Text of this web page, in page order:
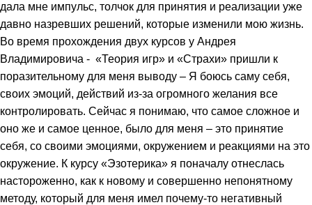
дала мне импульс, толчок для принятия и реализации уже
давно назревших решений, которые изменили мою жизнь.
Во время прохождения двух курсов у Андрея
Владимировича - «Теория игр» и «Страхи» пришли к
поразительному для меня выводу – Я боюсь саму себя,
своих эмоций, действий из-за огромного желания все
контролировать. Сейчас я понимаю, что самое сложное и
оно же и самое ценное, было для меня – это принятие
себя, со своими эмоциями, окружением и реакциями на это
окружение. К курсу «Эзотерика» я поначалу отнеслась
настороженно, как к новому и совершенно непонятному
методу, который для меня имел почему-то негативный